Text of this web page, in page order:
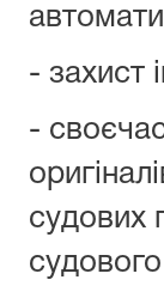
- захист
-
судових